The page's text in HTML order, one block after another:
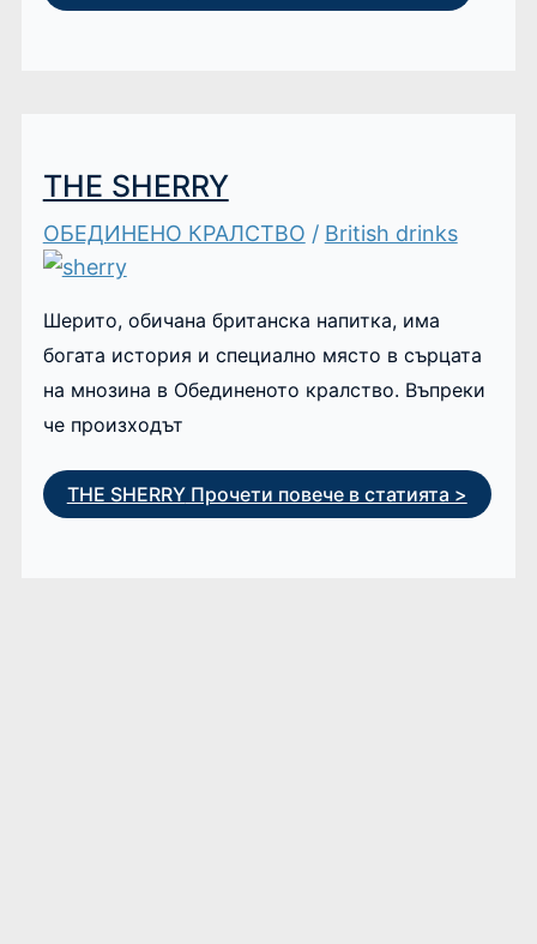
THE SHERRY
ОБЕДИНЕНО КРАЛСТВО / British drinks
Шерито, обичана британска напитка, има
богата история и специално място в сърцата
на мнозина в Обединеното кралство. Въпреки
че произходът
THE SHERRYПрочети повече в статията >